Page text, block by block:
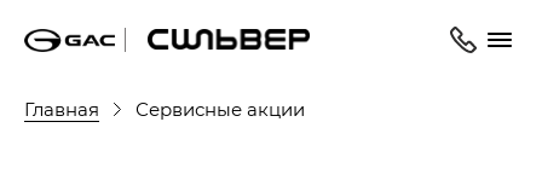
Главная Сервисные акции